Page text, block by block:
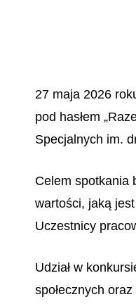
27 maja 2026
pod hasłem
Specjalnych im.
Celem spotkania
wartości, jaką
Uczestnicy
Udział w
społecznych